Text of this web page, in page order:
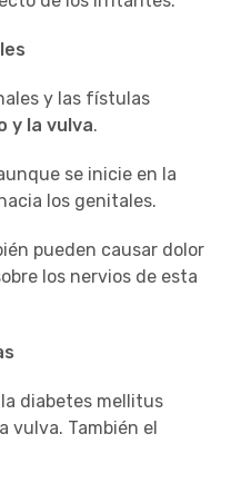
y las fístulas
y la vulva.
se inicie en la
los genitales.
pueden causar dolor
los nervios de esta
diabetes mellitus
vulva. También el